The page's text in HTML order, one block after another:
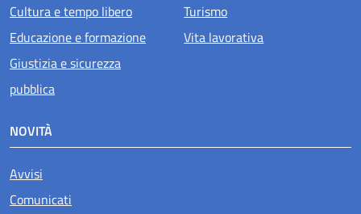
Cultura e tempo libero
Educazione e formazione
Giustizia e sicurezza
pubblica
Turismo
Vita lavorativa
NOVITÀ
Avvisi
Comunicati